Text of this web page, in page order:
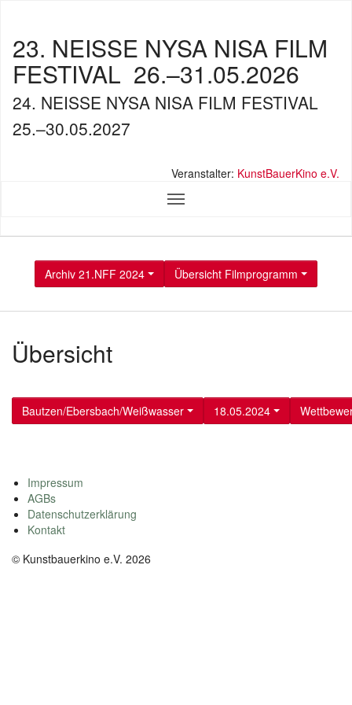
23. NEISSE NYSA NISA FILM
FESTIVAL 26.–31.05.2026
24. NEISSE NYSA NISA FILM FESTIVAL
25.–30.05.2027
Veranstalter: KunstBauerKino e.V.
Archiv 21.NFF 2024 Übersicht Filmprogramm
Übersicht
Bautzen/Ebersbach/Weißwasser 18.05.2024
Impressum
AGBs
Datenschutzerklärung
Kontakt
© Kunstbauerkino e.V. 2026